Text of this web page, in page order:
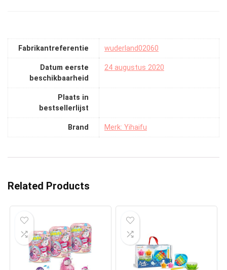
Fabrikantreferentie wuderland02060
Datum eerste
beschikbaarheid
24 augustus 2020
Plaats in
bestsellerlijst
Brand Merk: Yihaifu
Related Products